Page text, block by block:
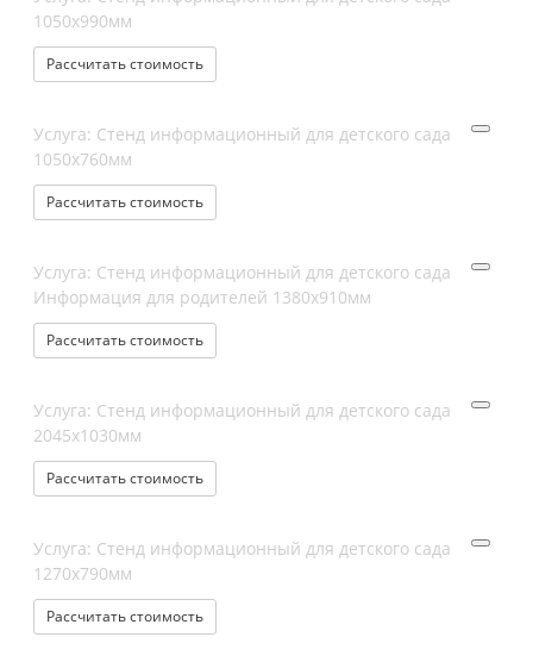
1050х990мм
Рассчитать стоимость
Услуга: Стенд информационный для детского сада
1050х760мм
Рассчитать стоимость
Услуга: Стенд информационный для детского сада
Информация для родителей 1380х910мм
Рассчитать стоимость
Услуга: Стенд информационный для детского сада
2045х1030мм
Рассчитать стоимость
Услуга: Стенд информационный для детского сада
1270х790мм
Рассчитать стоимость